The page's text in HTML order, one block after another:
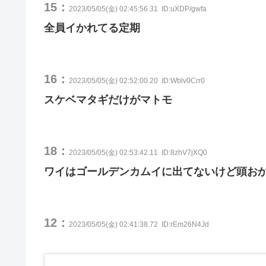
15： 2023/05/05(金) 02:45:56.31 ID:uXDP/gwfa
全員イかれてる定期
16： 2023/05/05(金) 02:52:00.20 ID:Wblv0Crr0
スケベマタギだけがマトモ
18： 2023/05/05(金) 02:53:42.11 ID:8zhV7jXQ0
ワイはゴールデンカムイに出てないけど頭お
12： 2023/05/05(金) 02:41:38.72 ID:rEm26N4Jd